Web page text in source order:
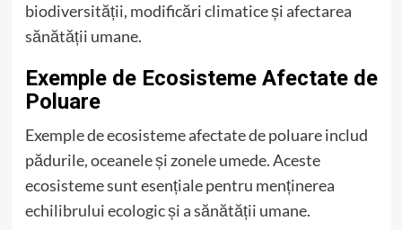
biodiversității, modificări climatice și afectarea
sănătății umane.
Exemple de Ecosisteme Afectate de
Poluare
Exemple de ecosisteme afectate de poluare includ
pădurile, oceanele și zonele umede. Aceste
ecosisteme sunt esențiale pentru menținerea
echilibrului ecologic și a sănătății umane.